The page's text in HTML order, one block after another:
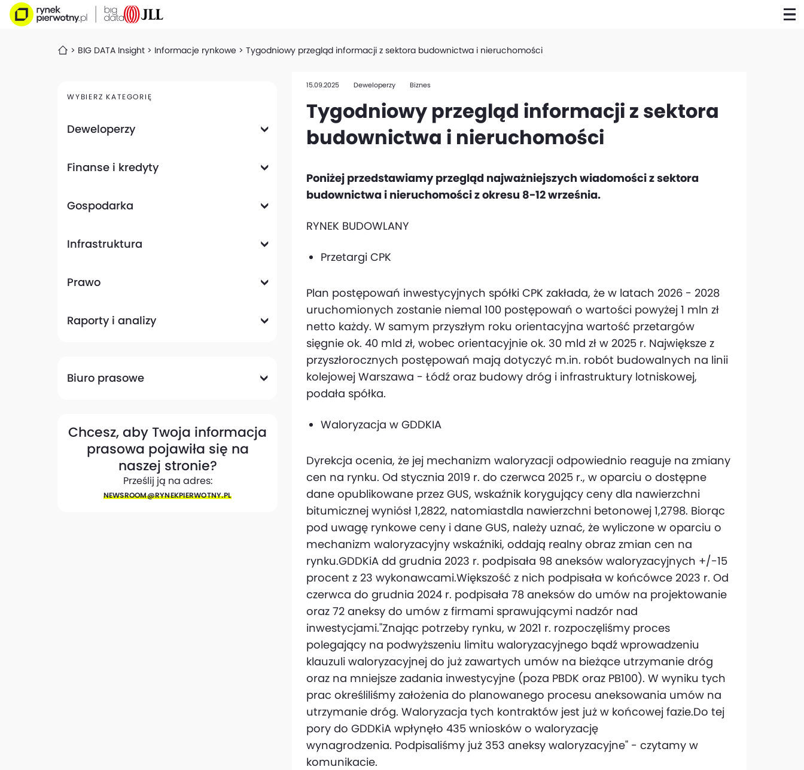
BIG DATA Insight Informacje rynkowe Tygodniowy przegląd informacji z sektora budownictwa i nieruchomości
WYBIERZ KATEGORIĘ
Deweloperzy
Finanse i kredyty
Gospodarka
Infrastruktura
Prawo
Raporty i analizy
Biuro prasowe
Chcesz, aby Twoja informacja
prasowa pojawiła się na
naszej stronie?
Prześlij ją na adres:
NEWSROOM@​RYNEKPIERWOTNY.PL
15.09.2025 Deweloperzy Biznes
Tygodniowy przegląd informacji z sektora
budownictwa i nieruchomości
Poniżej przedstawiamy przegląd najważniejszych wiadomości z sektora
budownictwa i nieruchomości z okresu 8-12 września.
RYNEK BUDOWLANY
Przetargi CPK
Plan postępowań inwestycyjnych spółki CPK zakłada, że w latach 2026 - 2028
uruchomionych zostanie niemal 100 postępowań o wartości powyżej 1 mln zł
netto każdy. W samym przyszłym roku orientacyjna wartość przetargów
sięgnie ok. 40 mld zł, wobec orientacyjnie ok. 30 mld zł w 2025 r. Największe z
przyszłorocznych postępowań mają dotyczyć m.in. robót budowalnych na linii
kolejowej Warszawa - Łódź oraz budowy dróg i infrastruktury lotniskowej,
podała spółka.
Waloryzacja w GDDKIA
Dyrekcja ocenia, że jej mechanizm waloryzacji odpowiednio reaguje na zmiany
cen na rynku. Od stycznia 2019 r. do czerwca 2025 r., w oparciu o dostępne
dane opublikowane przez GUS, wskaźnik korygujący ceny dla nawierzchni
bitumicznej wyniósł 1,2822, natomiastdla nawierzchni betonowej 1,2798. Biorąc
pod uwagę rynkowe ceny i dane GUS, należy uznać, że wyliczone w oparciu o
mechanizm waloryzacyjny wskaźniki, oddają realny obraz zmian cen na
rynku.GDDKiA dd grudnia 2023 r. podpisała 98 aneksów waloryzacyjnych +/-15
procent z 23 wykonawcami.Większość z nich podpisała w końcówce 2023 r. Od
czerwca do grudnia 2024 r. podpisała 78 aneksów do umów na projektowanie
oraz 72 aneksy do umów z firmami sprawującymi nadzór nad
inwestycjami."Znając potrzeby rynku, w 2021 r. rozpoczęliśmy proces
polegający na podwyższeniu limitu waloryzacyjnego bądź wprowadzeniu
klauzuli waloryzacyjnej do już zawartych umów na bieżące utrzymanie dróg
oraz na mniejsze zadania inwestycyjne (poza PBDK oraz PB100). W wyniku tych
prac określiliśmy założenia do planowanego procesu aneksowania umów na
utrzymanie dróg. Waloryzacja tych kontraktów jest już w końcowej fazie.Do tej
pory do GDDKiA wpłynęło 435 wniosków o waloryzację
wynagrodzenia. Podpisaliśmy już 353 aneksy waloryzacyjne" - czytamy w
komunikacie.